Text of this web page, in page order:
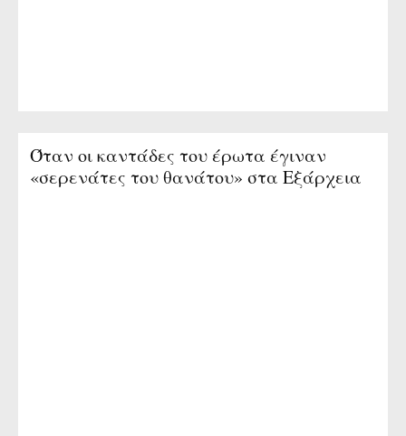
Όταν οι καντάδες του έρωτα έγιναν
«σερενάτες του θανάτου» στα Εξάρχεια